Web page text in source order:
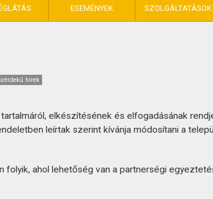
ESEMÉNYEK SZOLGÁLTATÁSOK
VÉMÉND
hírek
elkészítésének és elfogadásának
leírtak szerint kívánja módosítani a
ahol lehetőség van a partnerségi